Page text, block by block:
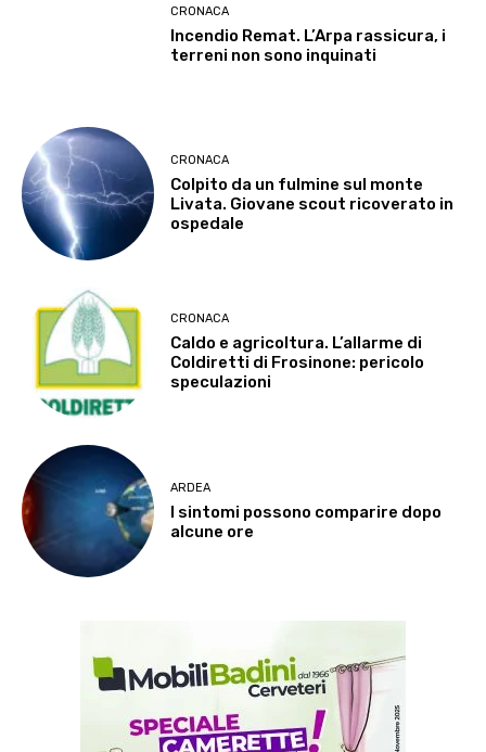
CRONACA
Incendio Remat. L’Arpa rassicura, i
terreni non sono inquinati
CRONACA
Colpito da un fulmine sul monte
Livata. Giovane scout ricoverato in
ospedale
CRONACA
Caldo e agricoltura. L’allarme di
Coldiretti di Frosinone: pericolo
speculazioni
ARDEA
I sintomi possono comparire dopo
alcune ore